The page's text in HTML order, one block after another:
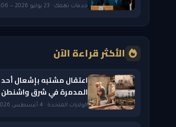
خدمات تهمك · 23 يوليو 2026 — 9:06 PM
الأكثر قراءة الآن
اعتقال مشتبه بإشعال
المدمرة في شرق واشنطن
الولايات المتحدة · 4 أغسطس 2026 — 2:20 AM